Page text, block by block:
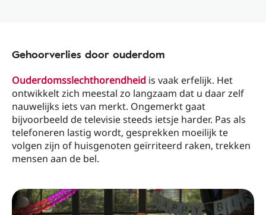
Gehoorverlies door ouderdom
Ouderdomsslechthorendheid is vaak erfelijk. Het
ontwikkelt zich meestal zo langzaam dat u daar zelf
nauwelijks iets van merkt. Ongemerkt gaat
bijvoorbeeld de televisie steeds ietsje harder. Pas als
telefoneren lastig wordt, gesprekken moeilijk te
volgen zijn of huisgenoten geïrriteerd raken, trekken
mensen aan de bel.